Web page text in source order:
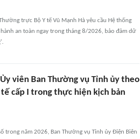
trực Bộ Y tế Vũ Mạnh Hà yêu cầu Hệ thống
an toàn ngay trong tháng 8/2026, bảo đảm dữ
viên Ban Thường vụ Tỉnh ủy theo
cấp I trong thực hiện kịch bản
trong năm 2026, Ban Thường vụ Tỉnh ủy Điện Biên